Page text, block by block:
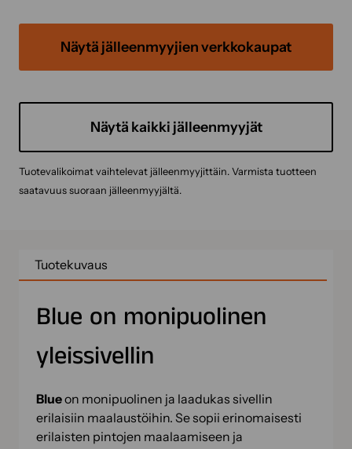
Näytä jälleenmyyjien verkkokaupat
Näytä kaikki jälleenmyyjät
Tuotevalikoimat vaihtelevat jälleenmyyjittäin. Varmista tuotteen
saatavuus suoraan jälleenmyyjältä.
Tuotekuvaus
Blue on monipuolinen
yleissivellin
Blueon monipuolinen ja laadukas sivellin
erilaisiin maalaustöihin. Se sopii erinomaisesti
erilaisten pintojen maalaamiseen ja